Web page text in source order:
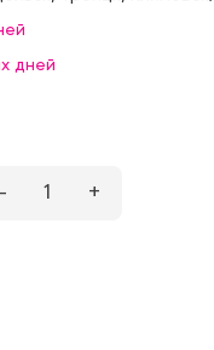
дней
1 +